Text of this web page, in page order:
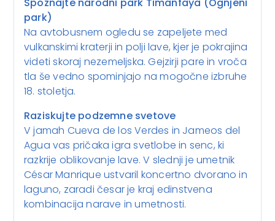
Spoznajte narodni park Timanfaya (Ognjeni
park)
Na avtobusnem ogledu se zapeljete med
vulkanskimi kraterji in polji lave, kjer je pokrajina
videti skoraj nezemeljska. Gejzirji pare in vroča
tla še vedno spominjajo na mogočne izbruhe
18. stoletja.
Raziskujte podzemne svetove
V jamah Cueva de los Verdes in Jameos del
Agua vas pričaka igra svetlobe in senc, ki
razkrije oblikovanje lave. V slednji je umetnik
César Manrique ustvaril koncertno dvorano in
laguno, zaradi česar je kraj edinstvena
kombinacija narave in umetnosti.